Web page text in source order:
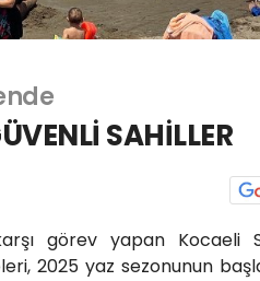
SAHİLLER
görev yapan Kocaeli
2025 yaz sezonunun